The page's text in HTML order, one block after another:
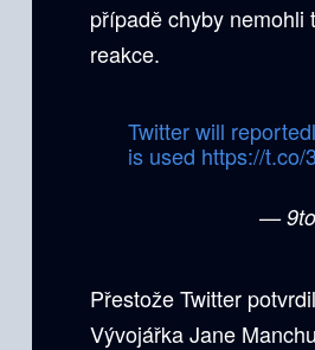
případě chyby
reakce.
Twitter will
is used https://t.co/
—
Přestože Twitter
Vývojářka Jane